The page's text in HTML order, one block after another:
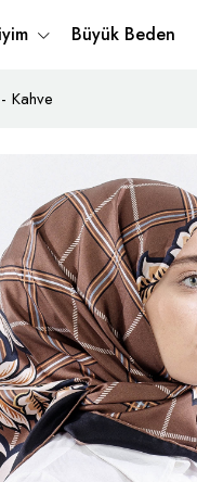
Büyük Beden
Kahve